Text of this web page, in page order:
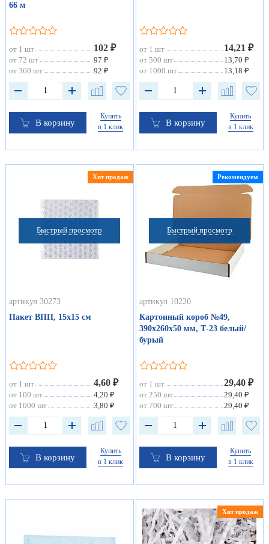
66 м
от 1 шт 102 ₽
от 72 шт
97 ₽
от 360 шт
92 ₽
В корзину
Купить
в 1 клик
от 1 шт 14,21 ₽
от 500 шт
13,70 ₽
от 1000 шт
13,18 ₽
В корзину
Купить
в 1 клик
Быстрый просмотр
Хит продаж
артикул 30273
Пакет ВПП, 15х15 см
от 1 шт 4,60 ₽
от 100 шт
4,20 ₽
от 1000 шт
3,80 ₽
В корзину
Купить
в 1 клик
Быстрый просмотр
Рекомендуем
артикул 10220
Картонный короб №49,
390х260х50 мм, Т-23 белый/
бурый
от 1 шт 29,40 ₽
от 250 шт
29,40 ₽
от 700 шт
29,40 ₽
В корзину
Купить
в 1 клик
Хит продаж